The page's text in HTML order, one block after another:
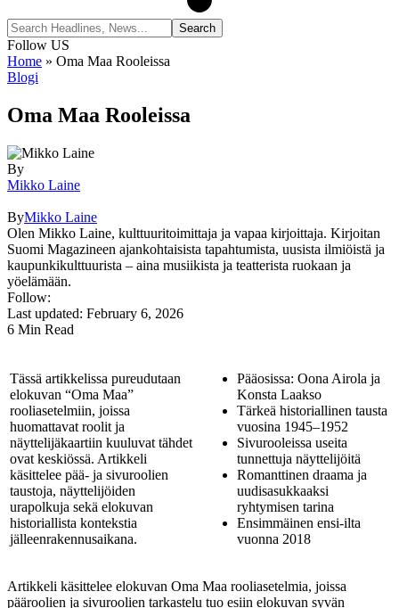
Follow US
Home » Oma Maa Rooleissa
Blogi
Oma Maa Rooleissa
By
Mikko Laine
ByMikko Laine
Olen Mikko Laine, kulttuuritoimittaja ja vapaa kirjoittaja. Kirjoitan
Suomi Magazineen ajankohtaisista tapahtumista, uusista ilmiöistä ja
kaupunkikulttuurista – aina musiikista ja teatterista ruokaan ja
yöelämään.
Follow:
Last updated: February 6, 2026
6 Min Read
Tässä artikkelissa pureudutaan
elokuvan “Oma Maa”
rooliasetelmiin, joissa
huomattavat roolit ja
näyttelijäkaartiin kuuluvat tähdet
ovat keskiössä. Artikkeli
käsittelee pää- ja sivuroolien
taustoja, näyttelijöiden
urapolkuja sekä elokuvan
historiallista kontekstia
jälleenrakennusaikana.
Pääosissa: Oona Airola ja
Konsta Laakso
Tärkeä historiallinen tausta
vuosina 1945–1952
Sivurooleissa useita
tunnettuja näyttelijöitä
Romanttinen draama ja
uudisasukkaaksi
ryhtymisen tarina
Ensimmäinen ensi-ilta
vuonna 2018
Artikkeli käsittelee elokuvan Oma Maa rooliasetelmia, joissa
pääroolien ja sivuroolien tarkastelu tuo esiin elokuvan syvän